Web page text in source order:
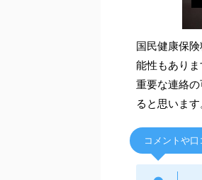
国民健康保
能性もあり
重要な連絡
ると思います
コメントや口